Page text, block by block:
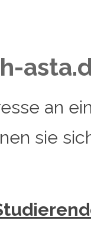
an
sie